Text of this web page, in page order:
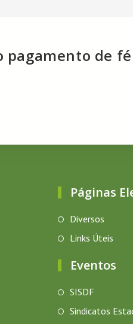
pagamento de
Páginas
Diversos
Links Úteis
Eventos
SISDF
Sindicatos